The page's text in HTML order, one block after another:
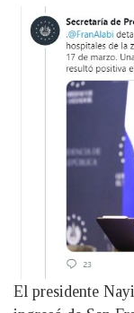
El presidente